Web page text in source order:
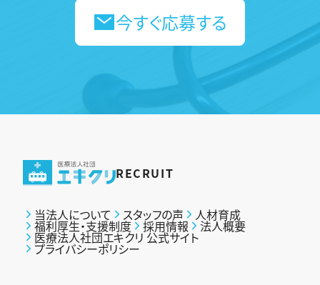
今すぐ応募する
RECRUIT
当法人について スタッフの声 人材育成
福利厚生・支援制度 採用情報 法人概要
医療法人社団エキクリ 公式サイト
プライバシーポリシー